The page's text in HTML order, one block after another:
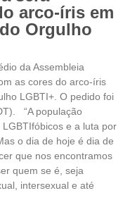
arco-íris em
Orgulho
da Assembleia
as cores do arco-íris
LGBTI+. O pedido foi
“A população
e a luta por
o dia de hoje é dia de
que nos encontramos
quem se é, seja
intersexual e até